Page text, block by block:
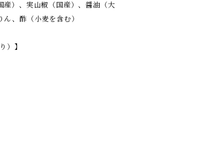
産）、実山椒（国産）、醤油（大
、酢（小麦を含む）
）】